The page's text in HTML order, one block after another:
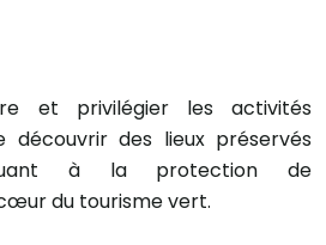
et privilégier les activités
découvrir des lieux préservés
à la protection de
du tourisme vert.